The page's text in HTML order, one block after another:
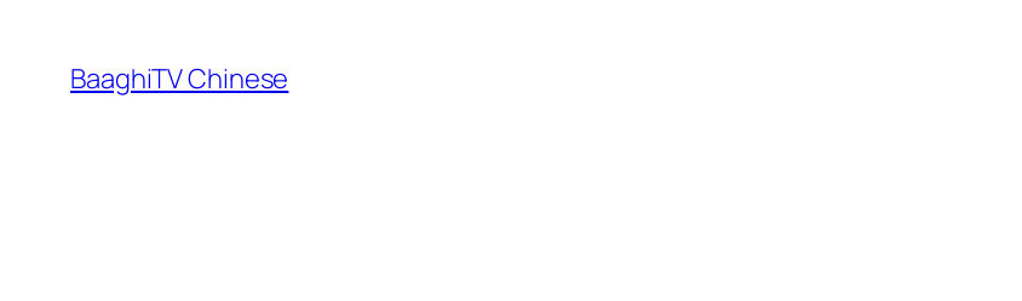
content
BaaghiTV Chinese